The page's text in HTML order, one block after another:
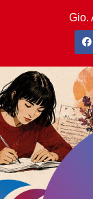
Gio.